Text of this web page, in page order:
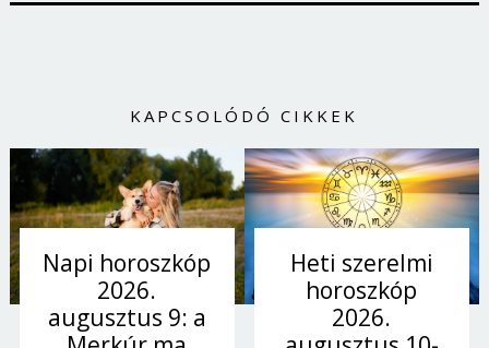
KAPCSOLÓDÓ CIKKEK
Napi horoszkóp
2026.
augusztus 9: a
Heti szerelmi
horoszkóp
2026.